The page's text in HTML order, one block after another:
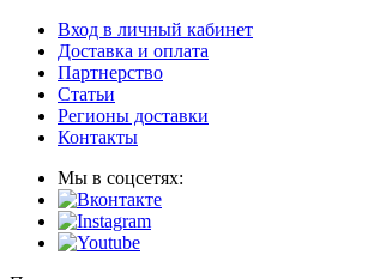
Вход в личный кабинет
Доставка и оплата
Партнерство
Статьи
Регионы доставки
Контакты
Мы в соцсетях: